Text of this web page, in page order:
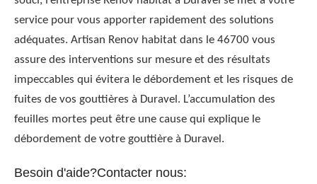
service pour vous apporter rapidement des solutions
adéquates. Artisan Renov habitat dans le 46700 vous
assure des interventions sur mesure et des résultats
impeccables qui évitera le débordement et les risques de
fuites de vos gouttières à Duravel. L’accumulation des
feuilles mortes peut être une cause qui explique le
débordement de votre gouttière à Duravel.
Besoin d'aide?Contacter nous: